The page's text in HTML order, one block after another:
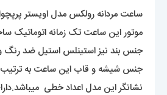
ساعت مردانه رولکس مدل اویستر
موتور این ساعت تک زمانه
جنس بند نیز استینلس استیل ضد
جنس شیشه و قاب این ساعت به
نشانگر این مدل اعداد خطی